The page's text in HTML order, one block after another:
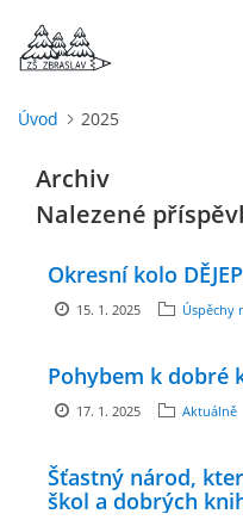
O NÁS
ŠKOLNÍ ROK
DOKUMENTY
PROJEKTY
Úvod 2025
Archiv
Nalezené
Okresní kolo
15. 1. 2025 Úspěchy
Pohybem k dobré
17. 1. 2025 Aktuálně
Šťastný národ,
škol a dobrých